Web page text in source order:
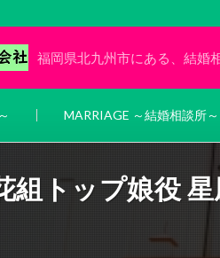
福岡県北九州市にある、結婚
MARRIAGE ～結婚相談所～
組トップ娘役